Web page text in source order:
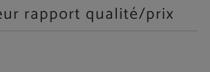
rapport qualité/prix